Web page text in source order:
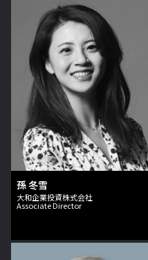
孫 冬雪
大和企業投資株式会社
Associate Director